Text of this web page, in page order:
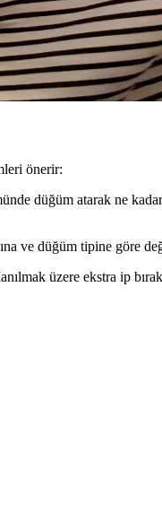
gösterir. İpler
oldu. İnsan
önerir:
düğüm atarak ne
ve düğüm tipine göre
üzere ekstra ip